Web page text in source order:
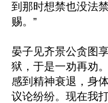
到那时想禁也没法
赐。”
晏子见齐景公贪图
狱，于是一劝再劝
感到精神衰退，身
议论纷纷。现在我